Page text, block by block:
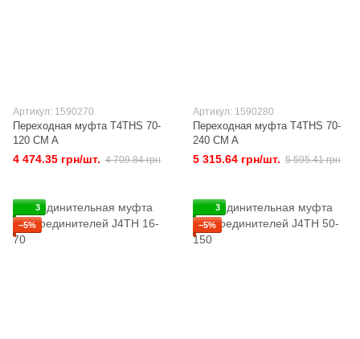
Артикул: 1590270
Переходная муфта T4THS 70-
120 CM A
4 474.35 грн/шт. 4 709.84 грн
Артикул: 1590280
Переходная муфта T4THS 70-
240 CM A
5 315.64 грн/шт. 5 595.41 грн
3
−5%
3
−5%